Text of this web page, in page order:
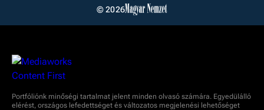
© 2026
Portfóliónk minőségi tartalmat jelent minden olvasó számára. Egyedülálló
elérést, országos lefedettséget és változatos megjelenési lehetőséget